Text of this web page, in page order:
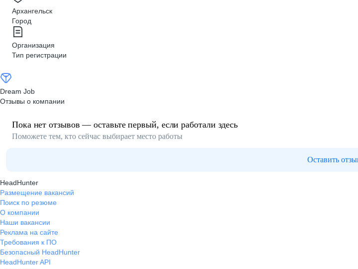
Архангельск
Город
Организация
Тип регистрации
Dream Job
Отзывы о компании
Пока нет отзывов — оставьте первый, если работали здесь
Поможете тем, кто сейчас выбирает место работы
Оставить
HeadHunter
Размещение вакансий
Поиск по резюме
О компании
Наши вакансии
Реклама на сайте
Требования к ПО
Безопасный HeadHunter
HeadHunter API